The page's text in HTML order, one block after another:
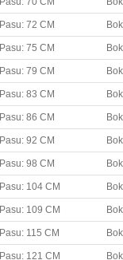
Pasu: 72 CM
Pasu: 75 CM
Pasu: 79 CM
Pasu: 83 CM
Pasu: 86 CM
Pasu: 92 CM
Pasu: 98 CM
Pasu: 104 CM
Pasu: 109 CM
Pasu: 115 CM
Pasu: 121 CM